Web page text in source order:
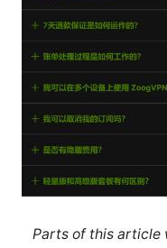
Parts of this article